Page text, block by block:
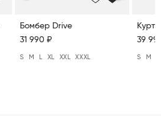
Бомбер Drive
31 990 ₽
S M XL XXL XXXL
39
S M